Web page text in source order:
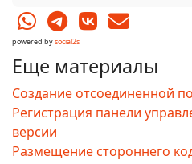
powered bysocial2s
Еще материалы
Создание отсоединенной
Регистрация панели
версии
Размещение стороннего